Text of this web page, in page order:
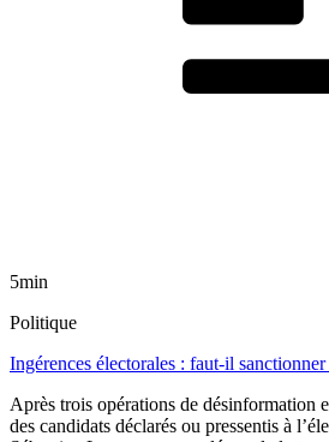
5min
Politique
Ingérences électorales : faut-il
Après trois opérations de désinformation
des candidats déclarés ou pressentis à